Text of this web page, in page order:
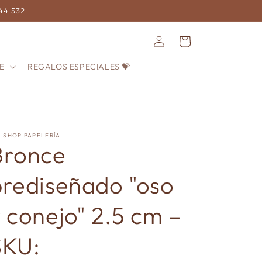
532
REGALOS ESPECIALES 💝
Iniciar
sesión
Carrito
SHOP PAPELERÍA
"oso
conejo" 2.5 cm –